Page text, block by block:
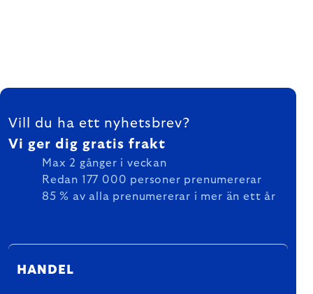
FOOTER
Vill du ha ett nyhetsbrev?
Vi ger dig gratis frakt
Max 2 gånger i veckan
Redan 177 000 personer prenumererar
85 % av alla prenumererar i mer än ett år
HANDEL